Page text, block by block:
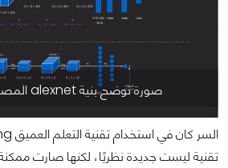
صورة توضح بنية alexnet المصدر: Medium
تقنية ليست جديدة نظريًا، لكنها صارت